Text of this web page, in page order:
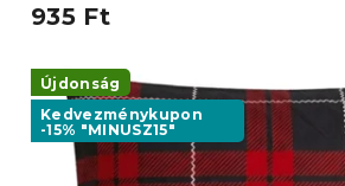
935 Ft
Újdonság
Kedvezménykupon
-15% "MINUSZ15"